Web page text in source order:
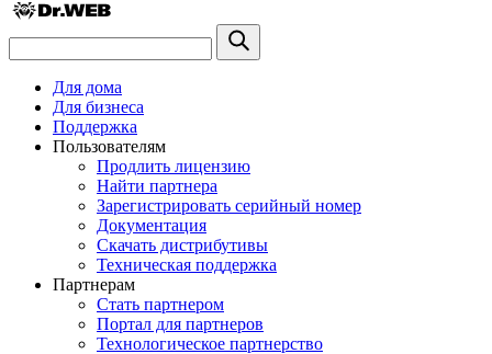
Для дома
Для бизнеса
Поддержка
Пользователям
Продлить лицензию
Найти партнера
Зарегистрировать серийный номер
Документация
Скачать дистрибутивы
Техническая поддержка
Партнерам
Стать партнером
Портал для партнеров
Технологическое партнерство